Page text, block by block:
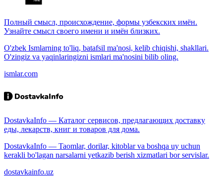
Полный смысл, происхождение, формы узбекских имён.
Узнайте смысл своего имени и имён близких.
O'zbek Ismlarning to'liq, batafsil ma'nosi, kelib chiqishi, shakllari.
O'zingiz va yaqinlaringizni ismlari ma'nosini bilib oling.
ismlar.com
DostavkaInfo — Каталог сервисов, предлагающих доставку
еды, лекарств, книг и товаров для дома.
DostavkaInfo — Taomlar, dorilar, kitoblar va boshqa uy uchun
kerakli bo'lagan narsalarni yetkazib berish xizmatlari bor servislar.
dostavkainfo.uz